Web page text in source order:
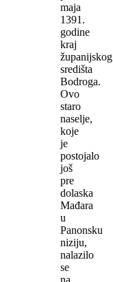
maja
1391.
godine
kraj
županijskog
središta
Bodroga.
Ovo
staro
naselje,
koje
je
postojalo
još
pre
dolaska
Mađara
u
Panonsku
niziju,
nalazilo
se